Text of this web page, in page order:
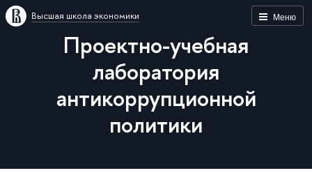
Меню
Высшая школа экономики
Проектно-учебная
лаборатория
антикоррупционной
политики